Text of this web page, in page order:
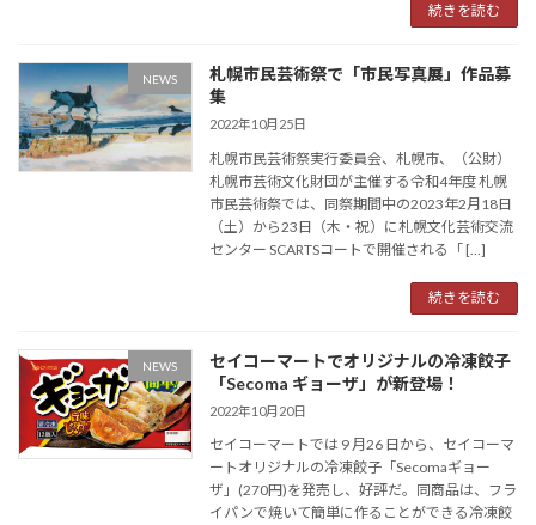
続きを読む
NEWS
札幌市民芸術祭で「市民写真展」作品募
集
2022年10月25日
札幌市民芸術祭実行委員会、札幌市、（公財）
札幌市芸術文化財団が主催する令和4年度 札幌
市民芸術祭では、同祭期間中の2023年2月18日
（土）から23日（木・祝）に札幌文化芸術交流
センター SCARTSコートで開催される「 […]
続きを読む
NEWS
セイコーマートでオリジナルの冷凍餃子
「Secoma ギョーザ」が新登場！
2022年10月20日
セイコーマートでは 9 月26 日から、セイコーマ
ートオリジナルの冷凍餃子「Secomaギョー
ザ」(270円)を発売し、好評だ。同商品は、フラ
イパンで焼いて簡単に作ることができる冷凍餃